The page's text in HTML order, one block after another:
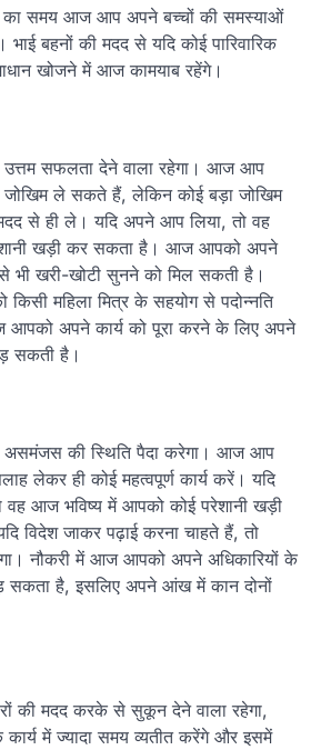
का समय आज आप अपने बच्चों की समस्याओं
बहनों की मदद से यदि कोई पारिवारिक
खोजने में आज कामयाब रहेंगे।
सफलता देने वाला रहेगा। आज आप
जोखिम ले सकते हैं, लेकिन कोई बड़ा जोखिम
से ही ले। यदि अपने आप लिया, तो वह
खड़ी कर सकता है। आज आपको अपने
भी खरी-खोटी सुनने को मिल सकती है।
किसी महिला मित्र के सहयोग से पदोन्नति
आपको अपने कार्य को पूरा करने के लिए अपने
सकती है।
की स्थिति पैदा करेगा। आज आप
लेकर ही कोई महत्वपूर्ण कार्य करें। यदि
वह आज भविष्य में आपको कोई परेशानी खड़ी
विदेश जाकर पढ़ाई करना चाहते हैं, तो
नौकरी में आज आपको अपने अधिकारियों के
सकता है, इसलिए अपने आंख में कान दोनों
की मदद करके से सुकून देने वाला रहेगा,
में ज्यादा समय व्यतीत करेंगे और इसमें